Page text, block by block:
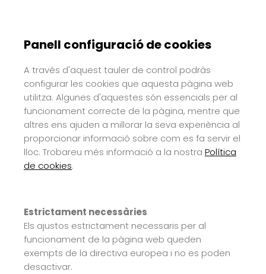
Panell configuració de cookies
A través d'aquest tauler de control podràs
configurar les cookies que aquesta pàgina web
utilitza. Algunes d'aquestes són essencials per al
funcionament correcte de la pàgina, mentre que
altres ens ajuden a millorar la seva experiència al
proporcionar informació sobre com es fa servir el
lloc. Trobareu més informació a la nostra Política
de cookies.
Estrictament necessàries
Els ajustos estrictament necessaris per al
funcionament de la pàgina web queden
exempts de la directiva europea i no es poden
desactivar.